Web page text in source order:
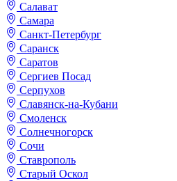
Салават
Самара
Санкт-Петербург
Саранск
Саратов
Сергиев Посад
Серпухов
Славянск-на-Кубани
Смоленск
Солнечногорск
Сочи
Ставрополь
Старый Оскол